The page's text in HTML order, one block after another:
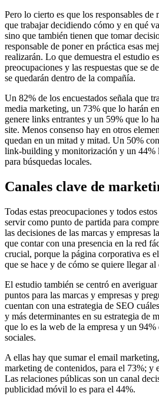
Pero lo cierto es que los responsables de
que trabajar decidiendo cómo y en qué
sino que también tienen que tomar
responsable de poner en práctica esas
realizarán. Lo que demuestra el estudio
preocupaciones y las respuestas que se
se quedarán dentro de la compañía.
Un 82% de los encuestados señala que
media marketing, un 73% que lo harán
genere links entrantes y un 59% que lo
site. Menos consenso hay en otros
quedan en un mitad y mitad. Un 50%
link-building y monitorización y un 44%
para búsquedas locales.
Canales clave de
Todas estas preocupaciones y todos
servir como punto de partida para
las decisiones de las marcas y empresas
que contar con una presencia en la red
crucial, porque la página corporativa es
que se hace y de cómo se quiere llegar al
El estudio también se centró en
puntos para las marcas y empresas y
cuentan con una estrategia de SEO
y más determinantes en su estrategia de
que lo es la web de la empresa y un 94%
sociales.
A ellas hay que sumar el email
marketing de contenidos, para el 73%; y
Las relaciones públicas son un canal
publicidad móvil lo es para el 44%.